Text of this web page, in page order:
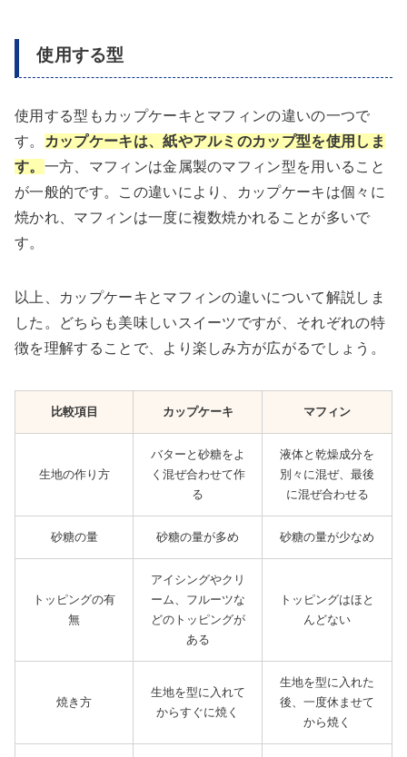
使用する型
使用する型もカップケーキとマフィンの違いの一つで
す。
カップケーキは、紙やアルミのカップ型を使用しま
す。 一方、マフィンは金属製のマフィン型を用いること
が一般的です。この違いにより、カップケーキは個々に
焼かれ、マフィンは一度に複数焼かれることが多いで
す。
以上、カップケーキとマフィンの違いについて解説しま
した。どちらも美味しいスイーツですが、それぞれの特
徴を理解することで、より楽しみ方が広がるでしょう。
比較項目 カップケーキ マフィン
生地の作り方
バターと砂糖をよ
く混ぜ合わせて作
る
液体と乾燥成分を
別々に混ぜ、最後
に混ぜ合わせる
砂糖の量 砂糖の量が多め 砂糖の量が少なめ
トッピングの有
無
アイシングやクリ
ーム、フルーツな
どのトッピングが
ある
トッピングはほと
んどない
焼き方
生地を型に入れて
からすぐに焼く
生地を型に入れた
後、一度休ませて
から焼く